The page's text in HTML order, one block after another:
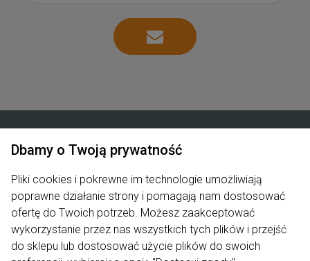
Produkty
Pomoc
Moje konto
Dbamy o Twoją prywatność
Pliki cookies i pokrewne im technologie umożliwiają
poprawne działanie strony i pomagają nam dostosować
ofertę do Twoich potrzeb. Możesz zaakceptować
wykorzystanie przez nas wszystkich tych plików i przejść
do sklepu lub dostosować użycie plików do swoich